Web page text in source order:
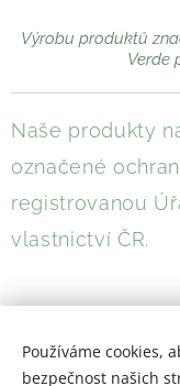
Výrobu produktů
Verde
Naše produkty
označené
registrovanou
vlastnictví ČR.
Používáme cookies,
bezpečnost našich